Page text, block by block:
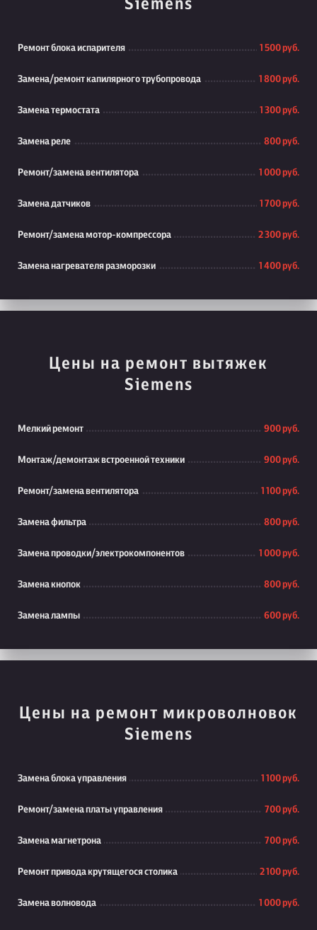
Siemens
Ремонт блока испарителя 1 500 руб.
Замена/ремонт капилярного трубопровода 1 800 руб.
Замена термостата 1 300 руб.
Замена реле 800 руб.
Ремонт/замена вентилятора 1 000 руб.
Замена датчиков 1 700 руб.
Ремонт/замена мотор-компрессора 2 300 руб.
Замена нагревателя разморозки 1 400 руб.
Цены на ремонт вытяжек
Siemens
Мелкий ремонт 900 руб.
Монтаж/демонтаж встроенной техники 900 руб.
Ремонт/замена вентилятора 1 100 руб.
Замена фильтра 800 руб.
Замена проводки/электрокомпонентов 1 000 руб.
Замена кнопок 800 руб.
Замена лампы 600 руб.
Цены на ремонт микроволновок
Siemens
Замена блока управления 1 100 руб.
Ремонт/замена платы управления 700 руб.
Замена магнетрона 700 руб.
Ремонт привода крутящегося столика 2 100 руб.
Замена волновода 1 000 руб.